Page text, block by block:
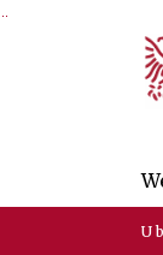
Ga naar de
Ga naar het
Ga naar het
U